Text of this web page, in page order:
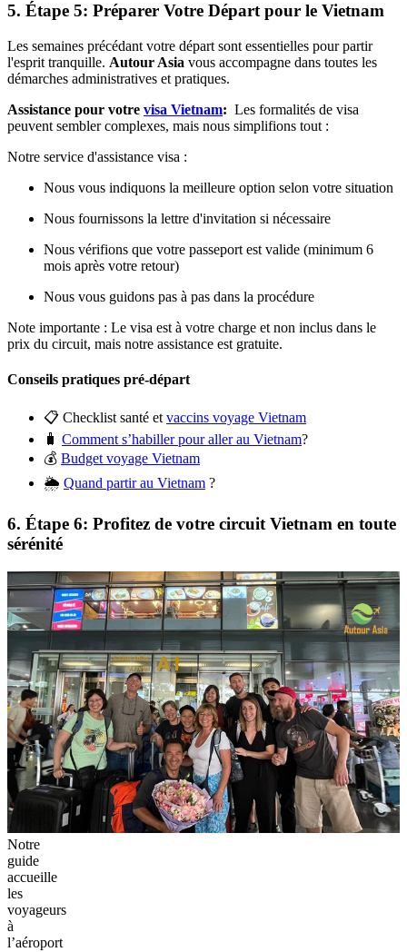
5. Étape 5: Préparer Votre Départ pour le Vietnam
Les semaines précédant votre départ sont essentielles pour partir
l'esprit tranquille. Autour Asia vous accompagne dans toutes les
démarches administratives et pratiques.
Assistance pour votre visa Vietnam: Les formalités de visa
peuvent sembler complexes, mais nous simplifions tout :
Notre service d'assistance visa :
Nous vous indiquons la meilleure option selon votre situation
Nous fournissons la lettre d'invitation si nécessaire
Nous vérifions que votre passeport est valide (minimum 6
mois après votre retour)
Nous vous guidons pas à pas dans la procédure
Note importante : Le visa est à votre charge et non inclus dans le
prix du circuit, mais notre assistance est gratuite.
Conseils pratiques pré-départ
📋 Checklist santé etvaccins voyage Vietnam
🧳 Comment s’habiller pour aller au Vietnam?
💰 Budget voyage Vietnam
🌦️ Quand partir au Vietnam ?
6. Étape 6: Profitez de votre circuit Vietnam en toute
sérénité
Notre
guide
accueille
les
voyageurs
à
l’aéroport